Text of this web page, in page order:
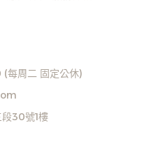
每周二 固定公休)
30號1樓